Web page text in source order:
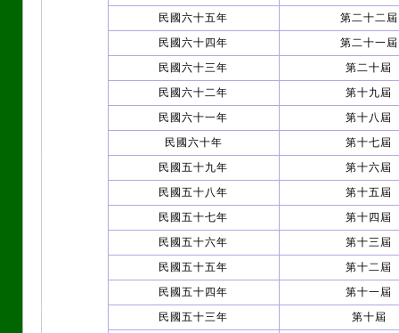
民國六十五年
第二十二屆
民國六十四年
第二十一屆
民國六十三年
第二十屆
民國六十二年
第十九屆
民國六十一年
第十八屆
民國六十年
第十七屆
民國五十九年
第十六屆
民國五十八年
第十五屆
民國五十七年
第十四屆
民國五十六年
第十三屆
民國五十五年
第十二屆
民國五十四年
第十一屆
民國五十三年
第十屆